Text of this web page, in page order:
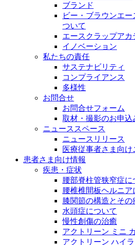
ブランド
ビー・ブラウンエ
ついて
エースクラップアカ
イノベーション
私たちの責任
サステナビリティ
コンプライアンス
多様性
お問合せ
お問合せフォーム
取材・撮影のお申込
ニューススペース
ニュースリリース
医療従事者さま向け
患者さま向け情報
疾患・症状
腰部脊柱管狭窄症に
腰椎椎間板ヘルニア
膝関節の構造とその
水頭症について
慢性創傷の治癒
アクトリーン ミニ
アクトリーン ハイ